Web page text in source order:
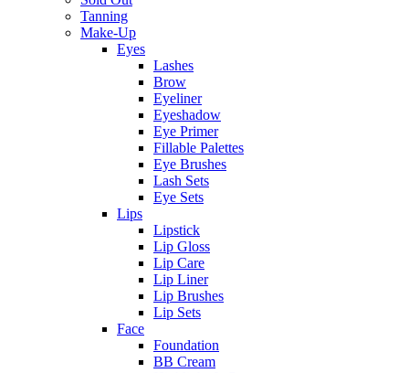
Tanning
Make-Up
Eyes
Lashes
Brow
Eyeliner
Eyeshadow
Eye Primer
Fillable Palettes
Eye Brushes
Lash Sets
Eye Sets
Lips
Lipstick
Lip Gloss
Lip Care
Lip Liner
Lip Brushes
Lip Sets
Face
Foundation
BB Cream